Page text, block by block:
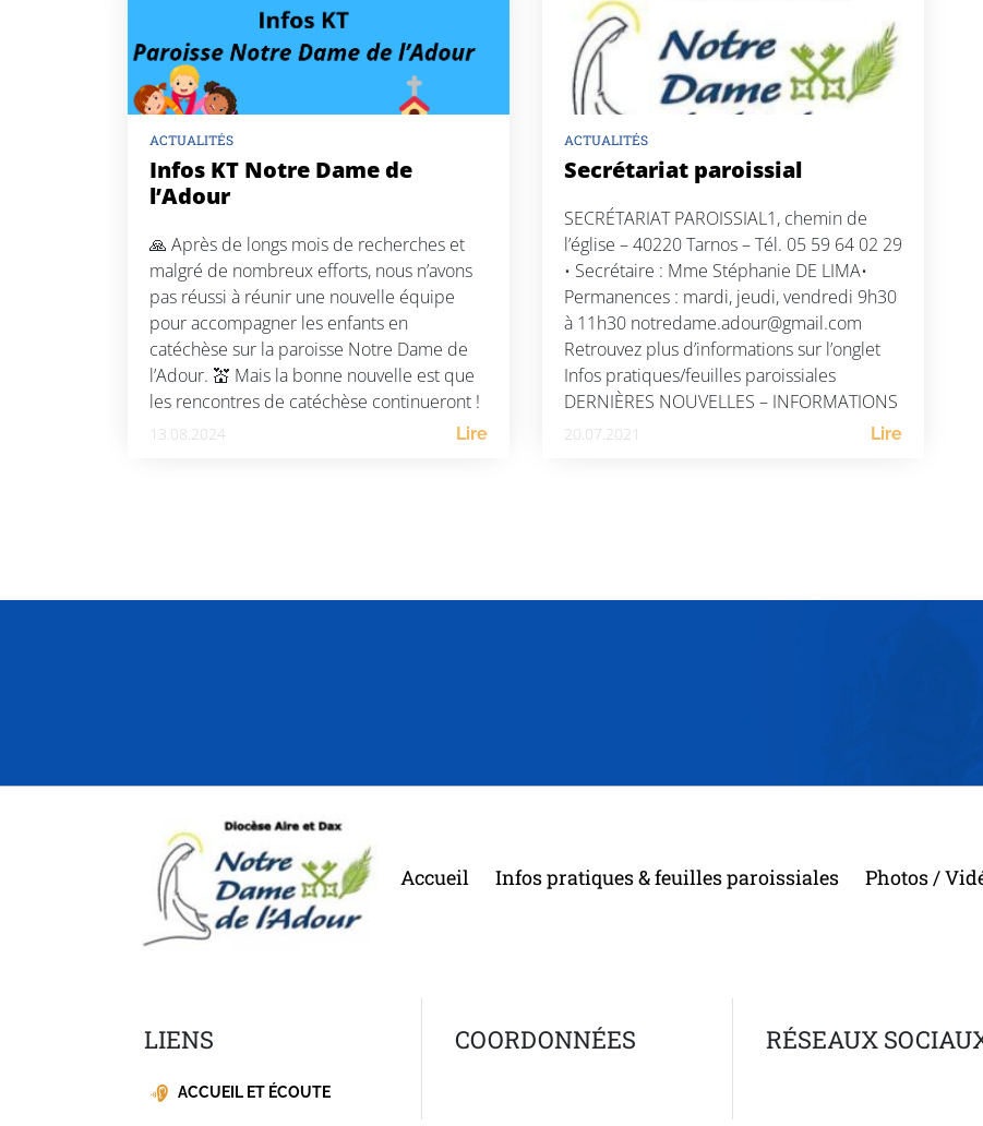
ACTUALITÉS
Infos KT Notre Dame de
l’Adour
🙏 Après de longs mois de recherches et
malgré de nombreux efforts, nous n’avons
pas réussi à réunir une nouvelle équipe
pour accompagner les enfants en
catéchèse sur la paroisse Notre Dame de
l’Adour. 💒 Mais la bonne nouvelle est que
les rencontres de catéchèse continueront !
Elles seront désormais regroupées sur la
13.08.2024 Lire
ACTUALITÉS
Secrétariat paroissial
SECRÉTARIAT PAROISSIAL1, chemin de
l’église – 40220 Tarnos – Tél. 05 59 64 02 29
• Secrétaire : Mme Stéphanie DE LIMA•
Permanences : mardi, jeudi, vendredi 9h30
à 11h30 notredame.adour@gmail.com
Retrouvez plus d’informations sur l’onglet
Infos pratiques/feuilles paroissiales
DERNIÈRES NOUVELLES – INFORMATIONS
A VENIR
20.07.2021 Lire
Accueil Infos pratiques & feuilles paroissiales Photos /
LIENS
ACCUEIL ET ÉCOUTE
COORDONNÉES RÉSEAUX